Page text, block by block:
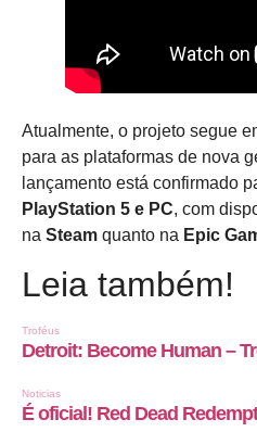
Atualmente, o projeto segue
para as plataformas de nova
lançamento está confirmado
PlayStation 5 e PC, com
na Steam quanto na Epic
Leia também!